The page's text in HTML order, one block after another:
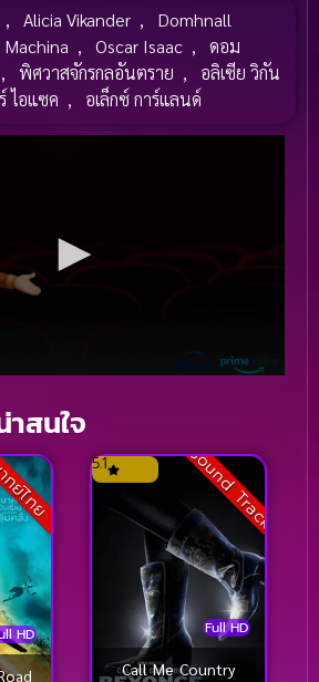
, Alicia Vikander ,
Domhnall
Machina , Oscar Isaac ,
ดอม
, พิศวาสจักรกลอันตราย ,
อลิเซีย วิกัน
ไอแซค , อเล็กซ์ การ์แลนด์
สนใจ
ไทย
HD
Sound Track
Full HD
5.1
Call Me Country